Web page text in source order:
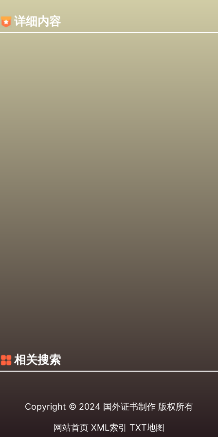
详细内容
相关搜索
Copyright © 2024 国外证书制作 版权所有
网站首页 XML索引 TXT地图